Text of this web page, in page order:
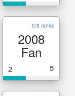
0/5 ranks
2008
Fan
2 5